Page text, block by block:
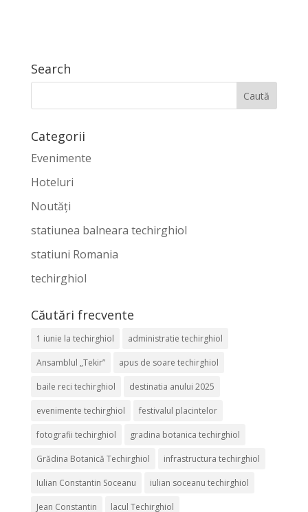
Search
Categorii
Evenimente
Hoteluri
Noutăți
statiunea balneara techirghiol
statiuni Romania
techirghiol
Căutări frecvente
1 iunie la techirghiol administratie techirghiol
Ansamblul „Tekir” apus de soare techirghiol
baile reci techirghiol destinatia anului 2025
evenimente techirghiol festivalul placintelor
fotografii techirghiol gradina botanica techirghiol
Grădina Botanică Techirghiol infrastructura techirghiol
Iulian Constantin Soceanu iulian soceanu techirghiol
Jean Constantin lacul Techirghiol